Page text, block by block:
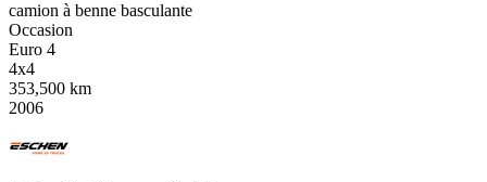
camion à benne basculante
Occasion
Euro 4
4x4
353,500 km
2006